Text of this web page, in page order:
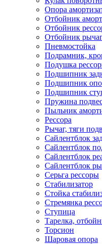
Опора
Отбойник
Отбойник
Отбойник
Пневмостойка
Подрамник,
Подушка
Подшипник
Подшипник
Подшипник
Пружина
Пыльник
Рессора
Рычаг, тяги
Сайлентблок
Сайлентблок
Сайлентблок
Сайлентблок
Серьга рессоры
Стабилизатор
Стойка
Стремянка
Ступица
Тарелка,
Торсион
Шаровая опора